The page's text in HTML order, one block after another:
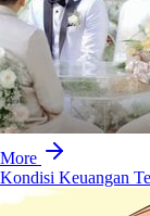
More
Kondisi Keuangan